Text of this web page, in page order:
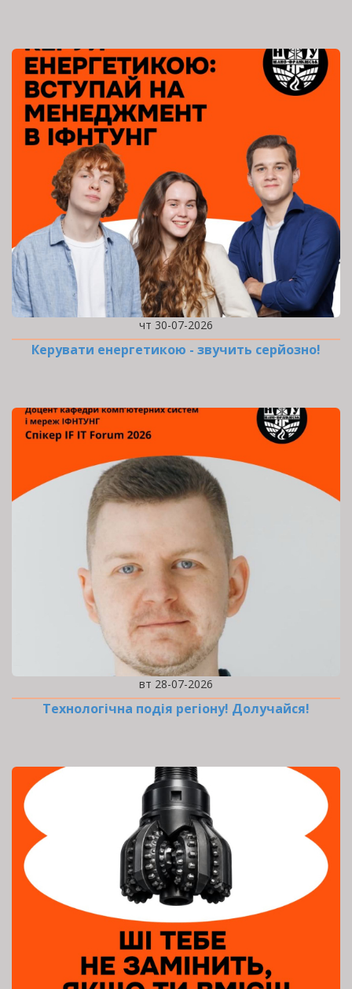
чт 30-07-2026
Керувати енергетикою - звучить серйозно!
вт 28-07-2026
Технологічна подія регіону! Долучайся!